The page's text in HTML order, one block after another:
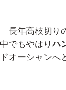
長年高枝切り
中でもやはりハ
ドオーシャンへ